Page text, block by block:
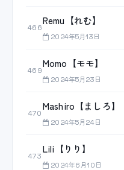
466
Remu【れむ】
2024年5月13日
469
Momo【モモ】
2024年5月23日
470
Mashiro【ましろ】
2024年5月24日
473
Lili【りり】
2024年6月10日